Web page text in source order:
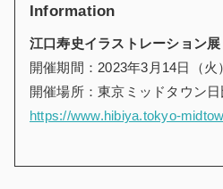
Information
江口寿史イラストレーション展
開催期間：2023年3月14日（火
開催場所：東京ミッドタウン日
https://www.hibiya.tokyo-